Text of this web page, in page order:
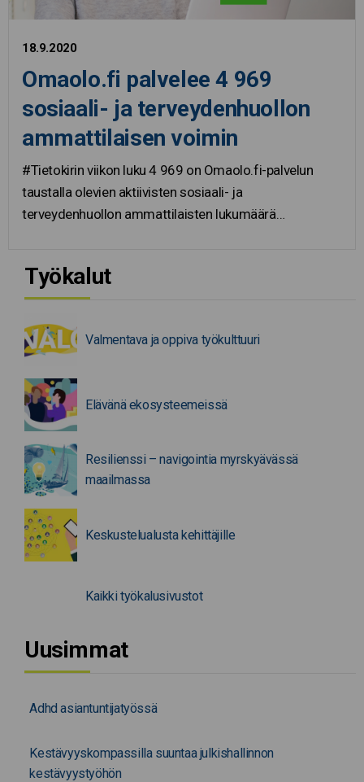
18.9.2020
Omaolo.fi palvelee 4 969
sosiaali- ja terveydenhuollon
ammattilaisen voimin
#Tietokirin viikon luku 4 969 on Omaolo.fi-palvelun
taustalla olevien aktiivisten sosiaali- ja
terveydenhuollon ammattilaisten lukumäärä…
Työkalut
Valmentava ja oppiva työkulttuuri
Elävänä ekosysteemeissä
Resilienssi – navigointia myrskyävässä
maailmassa
Keskustelualusta kehittäjille
Kaikki työkalusivustot
Uusimmat
Adhd asiantuntijatyössä
Kestävyyskompassilla suuntaa julkishallinnon
kestävyystyöhön